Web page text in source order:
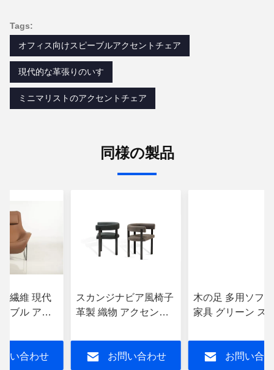
Tags:
オフィス向けスピーブルアクセントチェア
現代的な革張りのいす
ミニマリストのアクセントチェア
同様の製品
繊維 現代
ブル アク
オフィス
い合わせ
スカンジナビア風椅子
革製 織物 アクセント
ン 30 "x 30" x 35 "
お問い合わせ
木の足 多用ソフ
家具 グリーン ス
ア
お問い合